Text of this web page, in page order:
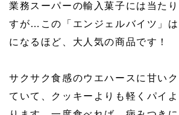
業務スーパーの輸入菓子には当た
すが…この「エンジェルバイツ」
になるほど、大人気の商品です！
サクサク食感のウエハースに甘い
ていて、クッキーよりも軽くパイ